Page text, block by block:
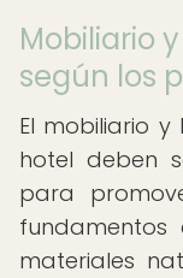
Mobiliario
según los
El mobiliario
hotel deben
para
fundamentos
materiales